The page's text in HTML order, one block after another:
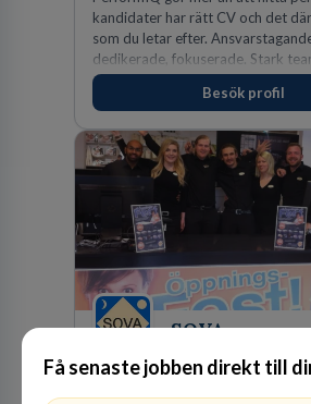
Få senaste jobben direkt till
kandidater har rätt CV och det
som du letar efter.
dedikerade, fokuserade. Stark
vinnarinstinkt och
för idrottens egenskaper.
Besök profil
SOVA
1lediga jobb